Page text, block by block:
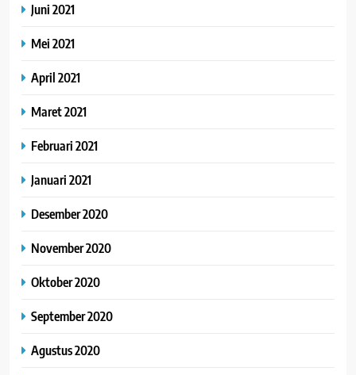
Juni 2021
Mei 2021
April 2021
Maret 2021
Februari 2021
Januari 2021
Desember 2020
November 2020
Oktober 2020
September 2020
Agustus 2020